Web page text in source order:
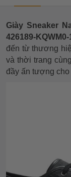
Giày Sneaker
426189-
đến từ thương
và thời trang
đầy ấn tượng cho